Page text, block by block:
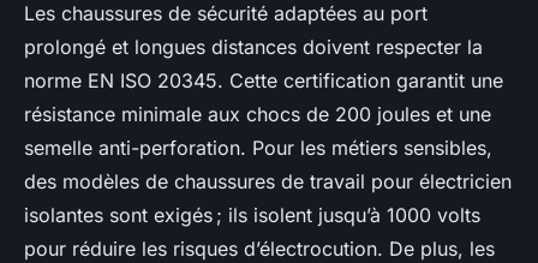
Les chaussures de sécurité adaptées au port
prolongé et longues distances doivent respecter la
norme EN ISO 20345. Cette certification garantit une
résistance minimale aux chocs de 200 joules et une
semelle anti-perforation. Pour les métiers sensibles,
des modèles de chaussures de travail pour électricien
isolantes sont exigés ; ils isolent jusqu’à 1000 volts
pour réduire les risques d’électrocution. De plus, les